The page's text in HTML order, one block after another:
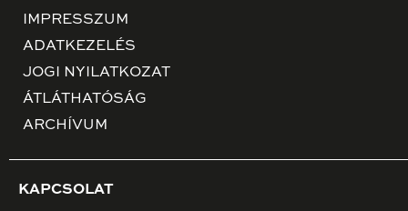
IMPRESSZUM
ADATKEZELÉS
JOGI NYILATKOZAT
ÁTLÁTHATÓSÁG
ARCHÍVUM
KAPCSOLAT